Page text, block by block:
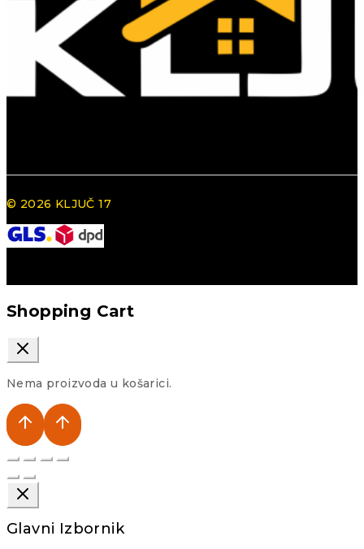
© 2026 KLJUČ 17
Shopping Cart
Nema proizvoda u košarici.
Glavni Izbornik